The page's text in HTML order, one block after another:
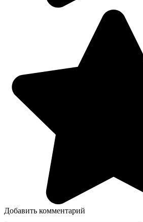
Добавить комментарий